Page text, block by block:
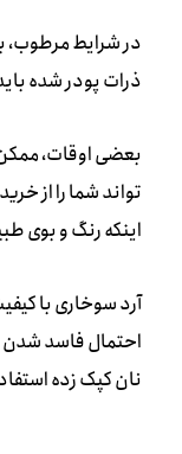
در شرایط مرطوب،
ذرات پودر شده
بعضی اوقات،
تواند شما را از
اینکه رنگ و بوی
آرد سوخاری با
احتمال فاسد شدن
نان کپک زده